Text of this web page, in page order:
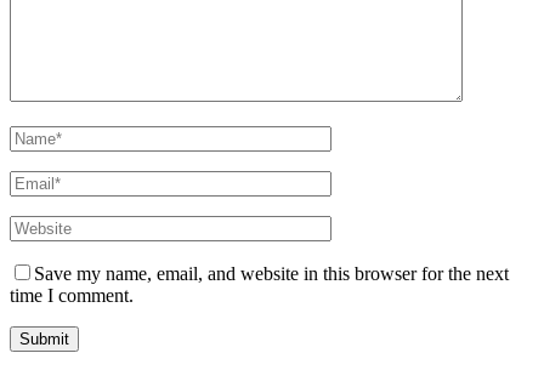
Save my name, email, and website in this browser for the next
time I comment.